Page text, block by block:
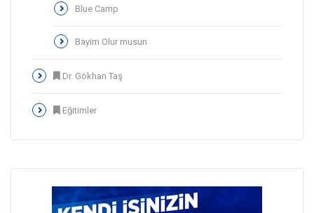
Blue Camp
Bayim Olur musun
Dr. Gökhan Taş
Eğitimler